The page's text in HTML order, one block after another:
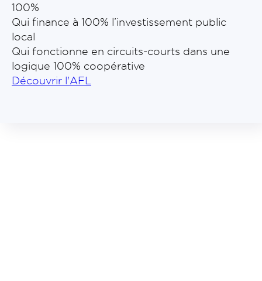
100%
Qui finance à 100% l’investissement public
local
Qui fonctionne en circuits-courts dans une
logique 100% coopérative
Découvrir l'AFL